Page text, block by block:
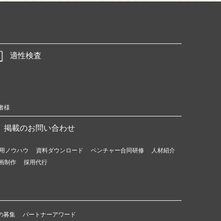
適性検査
様
掲載のお問い合わせ
ノウハウ 資料ダウンロード ベンチャー合同研修
人材紹介
制作
採用代行
募集 パートナーアワード